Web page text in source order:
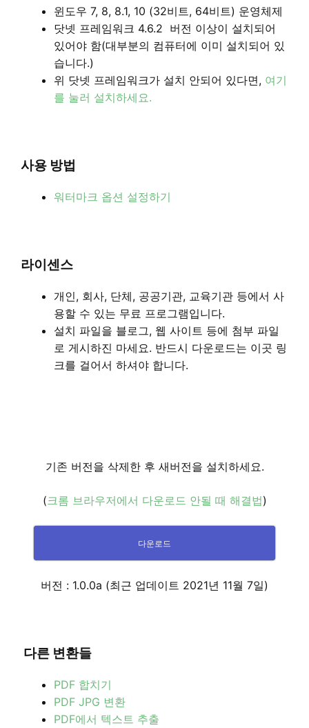
윈도우 7, 8, 8.1, 10 (32비트, 64비트) 운영체제
닷넷 프레임워크 4.6.2 버전 이상이 설치되어
있어야 함(대부분의 컴퓨터에 이미 설치되어 있
습니다.)
위 닷넷 프레임워크가 설치 안되어 있다면, 여기
를 눌러 설치하세요.
사용 방법
워터마크 옵션 설정하기
라이센스
개인, 회사, 단체, 공공기관, 교육기관 등에서 사
용할 수 있는 무료 프로그램입니다.
설치 파일을 블로그, 웹 사이트 등에 첨부 파일
로 게시하진 마세요. 반드시 다운로드는 이곳 링
크를 걸어서 하셔야 합니다.
기존 버전을 삭제한 후 새버전을 설치하세요.
(크롬 브라우저에서 다운로드 안될 때 해결법)
다운로드
버전 : 1.0.0a (최근 업데이트 2021년 11월 7일)
다른 변환들
PDF 합치기
PDF JPG 변환
PDF에서 텍스트 추출